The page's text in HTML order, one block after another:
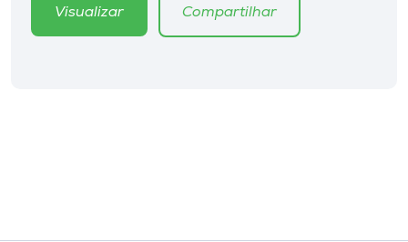
EditoraVisualizar Compartilhar